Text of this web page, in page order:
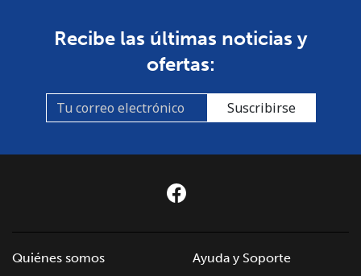
Recibe las últimas noticias y
ofertas:
Suscribirse
Quiénes somos
Ayuda y Soporte